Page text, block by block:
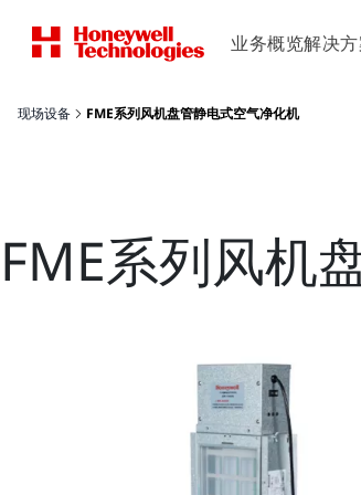
业务概览解决
现场设备 FME系列风机盘管静电式空气净化机
FME系列风机